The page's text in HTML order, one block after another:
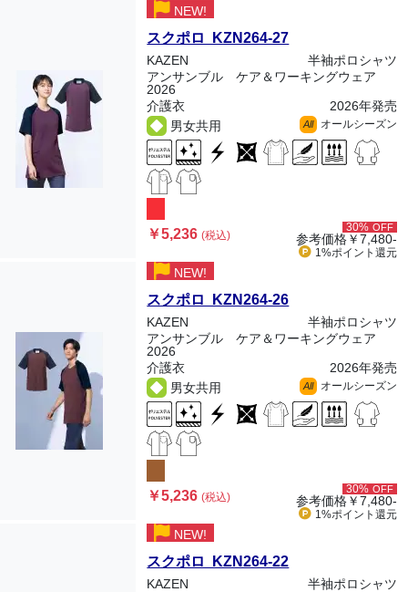
NEW!
スクポロ KZN264-27
KAZEN
半袖ポロシャツ
アンサンブル ケア＆ワーキングウェア
2026
介護衣
2026年発売
男女共用
All オールシーズン
￥5,236(税込)
30% OFF
参考価格￥7,480-
1%ポイント 還元
NEW!
スクポロ KZN264-26
KAZEN
半袖ポロシャツ
アンサンブル ケア＆ワーキングウェア
2026
介護衣
2026年発売
男女共用
All オールシーズン
￥5,236(税込)
30% OFF
参考価格￥7,480-
1%ポイント 還元
NEW!
スクポロ KZN264-22
KAZEN 半袖ポロシャツ